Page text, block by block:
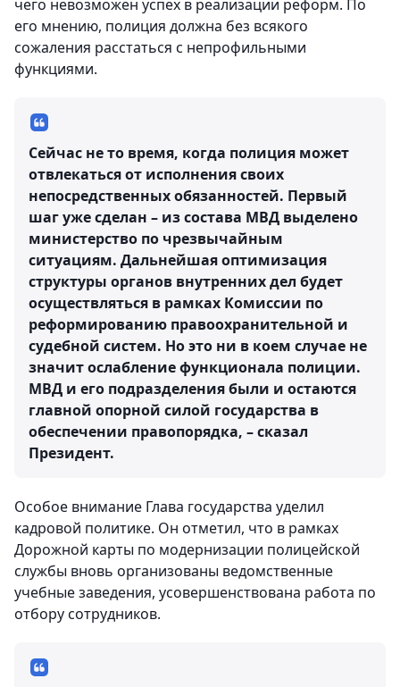
чего невозможен успех в реализации реформ. По
его мнению, полиция должна без всякого
сожаления расстаться с непрофильными
функциями.
Сейчас не то время, когда полиция может
отвлекаться от исполнения своих
непосредственных обязанностей. Первый
шаг уже сделан – из состава МВД выделено
министерство по чрезвычайным
ситуациям. Дальнейшая оптимизация
структуры органов внутренних дел будет
осуществляться в рамках Комиссии по
реформированию правоохранительной и
судебной систем. Но это ни в коем случае не
значит ослабление функционала полиции.
МВД и его подразделения были и остаются
главной опорной силой государства в
обеспечении правопорядка, – сказал
Президент.
Особое внимание Глава государства уделил
кадровой политике. Он отметил, что в рамках
Дорожной карты по модернизации полицейской
службы вновь организованы ведомственные
учебные заведения, усовершенствована работа по
отбору сотрудников.